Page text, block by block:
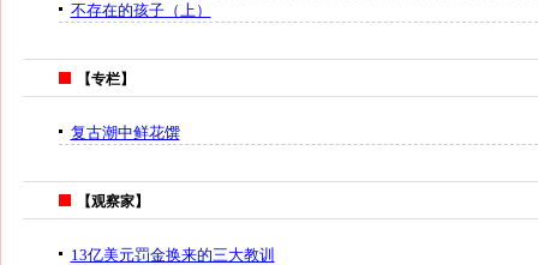
不存在的孩子（上）
【专栏】
复古潮中鲜花馔
【观察家】
13亿美元罚金换来的三大教训